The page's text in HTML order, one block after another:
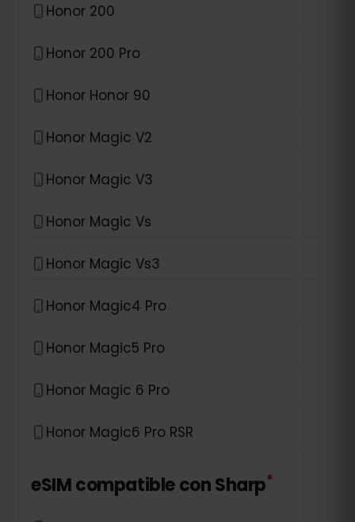
Honor 200
Honor 200 Pro
Honor Honor 90
Honor Magic V2
Honor Magic V3
Honor Magic Vs
Honor Magic Vs3
Honor Magic4 Pro
Honor Magic5 Pro
Honor Magic 6 Pro
Honor Magic6 Pro RSR
eSIM compatible conSharp*